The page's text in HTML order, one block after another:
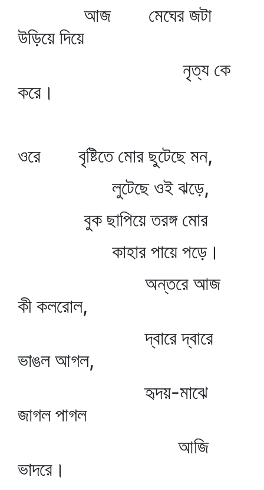
আজ মেঘের জটা
উড়িয়ে দিয়ে
নৃত্য কে
করে।
ওরে বৃষ্টিতে মোর ছুটেছে মন,
লুটেছে ওই ঝড়ে,
বুক ছাপিয়ে তরঙ্গ মোর
কাহার পায়ে পড়ে।
অন্তরে আজ
কী কলরোল,
দ্বারে দ্বারে
ভাঙল আগল,
হৃদয়-মাঝে
জাগল পাগল
আজি
ভাদরে।